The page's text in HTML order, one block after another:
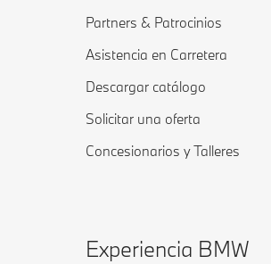
Partners & Patrocinios
Asistencia en Carretera
Descargar catálogo
Solicitar una oferta
Concesionarios y Talleres
Experiencia BMW